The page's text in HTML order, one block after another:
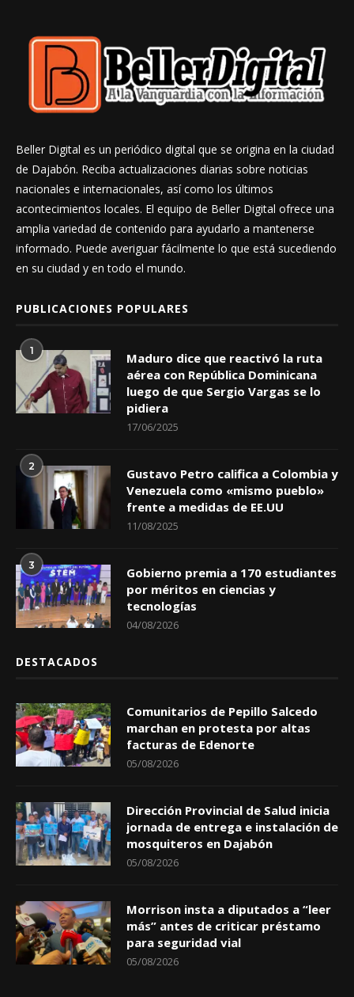
Beller Digital es un periódico digital que se origina en la ciudad
de Dajabón. Reciba actualizaciones diarias sobre noticias
nacionales e internacionales, así como los últimos
acontecimientos locales. El equipo de Beller Digital ofrece una
amplia variedad de contenido para ayudarlo a mantenerse
informado. Puede averiguar fácilmente lo que está sucediendo
en su ciudad y en todo el mundo.
PUBLICACIONES POPULARES
1
Maduro dice que reactivó la ruta
aérea con República Dominicana
luego de que Sergio Vargas se lo
pidiera
17/06/2025
2
Gustavo Petro califica a Colombia y
Venezuela como «mismo pueblo»
frente a medidas de EE.UU
11/08/2025
3
Gobierno premia a 170 estudiantes
por méritos en ciencias y
tecnologías
04/08/2026
DESTACADOS
Comunitarios de Pepillo Salcedo
marchan en protesta por altas
facturas de Edenorte
05/08/2026
Dirección Provincial de Salud inicia
jornada de entrega e instalación de
mosquiteros en Dajabón
05/08/2026
Morrison insta a diputados a “leer
más” antes de criticar préstamo
para seguridad vial
05/08/2026